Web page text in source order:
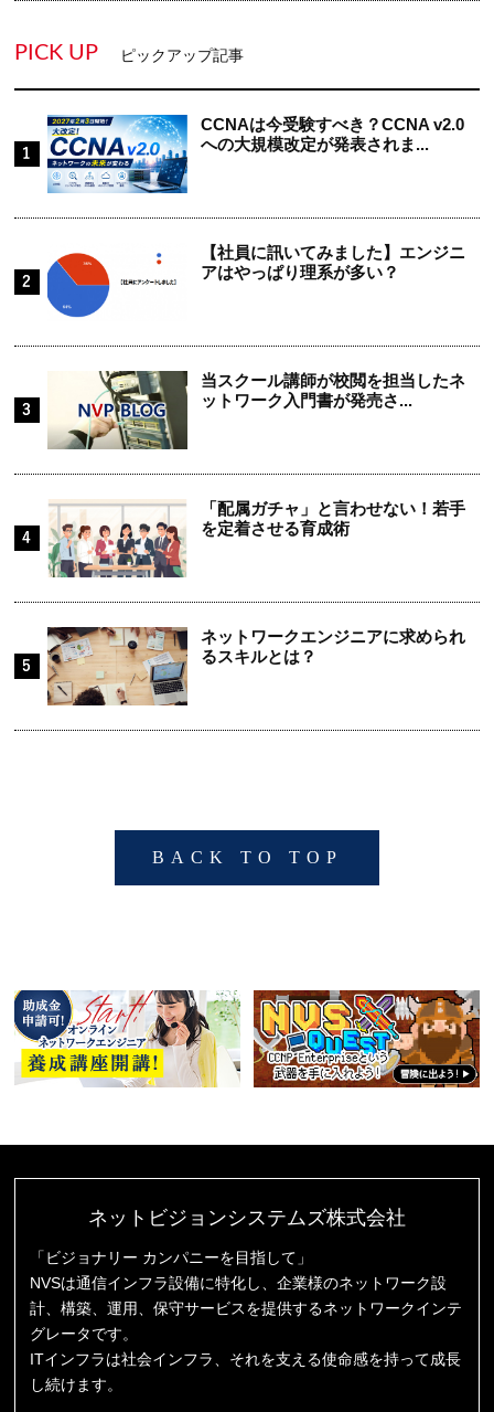
PICK UP ピックアップ記事
CCNAは今受験すべき？CCNA v2.0
への大規模改定が発表されま...
【社員に訊いてみました】エンジニ
アはやっぱり理系が多い？
当スクール講師が校閲を担当したネ
ットワーク入門書が発売さ...
「配属ガチャ」と言わせない！若手
を定着させる育成術
ネットワークエンジニアに求められ
るスキルとは？
BACK TO TOP
ネットビジョンシステムズ株式会社
「ビジョナリー カンパニーを目指して」
NVSは通信インフラ設備に特化し、企業様のネットワーク設
計、構築、運用、保守サービスを提供するネットワークインテ
グレータです。
ITインフラは社会インフラ、それを支える使命感を持って成長
し続けます。